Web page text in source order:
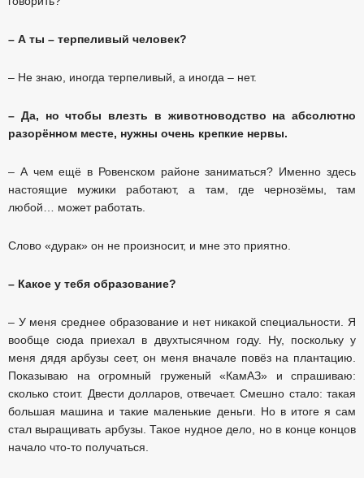
– А ты – терпеливый человек?
– Не знаю, иногда терпеливый, а иногда – нет.
– Да, но чтобы влезть в животноводство на абсолютно
разорённом месте, нужны очень крепкие нервы.
– А чем ещё в Ровенском районе заниматься? Именно здесь
настоящие мужики работают, а там, где чернозёмы, там
любой… может работать.
Слово «дурак» он не произносит, и мне это приятно.
– Какое у тебя образование?
– У меня среднее образование и нет никакой специальности. Я
вообще сюда приехал в двухтысячном году. Ну, поскольку у
меня дядя арбузы сеет, он меня вначале повёз на плантацию.
Показываю на огромный груженый «КамАЗ» и спрашиваю:
сколько стоит. Двести долларов, отвечает. Смешно стало: такая
большая машина и такие маленькие деньги. Но в итоге я сам
стал выращивать арбузы. Такое нудное дело, но в конце концов
начало что-то получаться.